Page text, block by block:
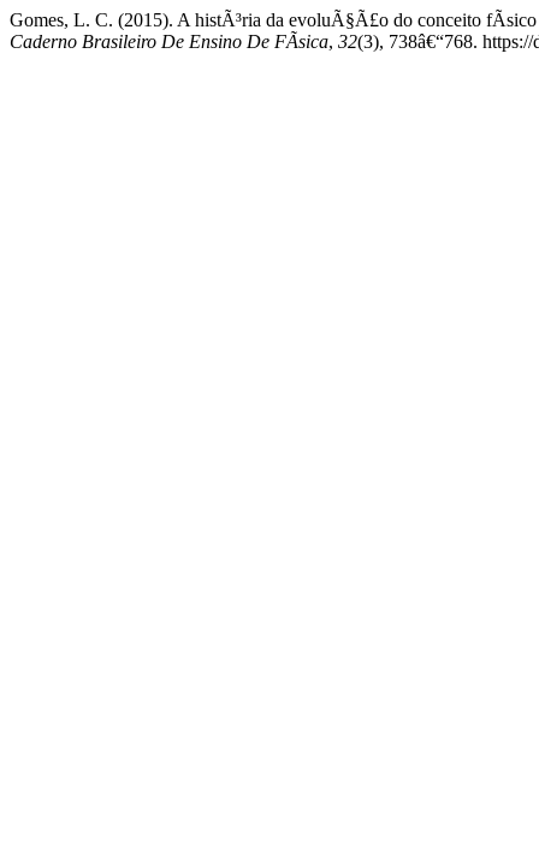
Gomes, L. C. (2015). A histÃ³ria da evoluÃ§Ã£o do conceito
Caderno Brasileiro De Ensino De FÃ­sica, 32(3), 738â€“768.